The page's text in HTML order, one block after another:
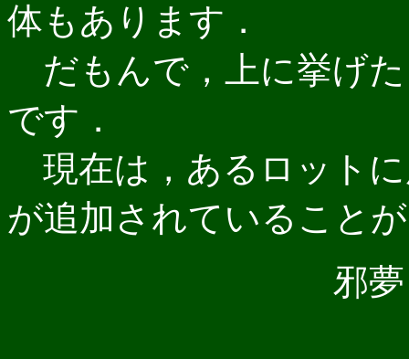
体もあります．
だもんで，上に挙げ
です．
現在は，あるロット
が追加されていること
邪